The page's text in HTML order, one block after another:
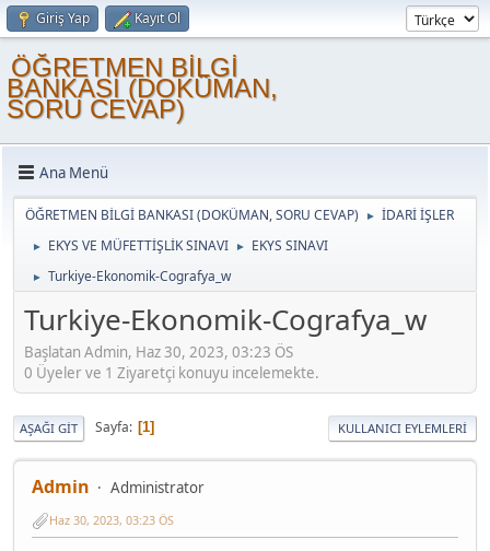
Giriş Yap Kayıt Ol
ÖĞRETMEN BİLGİ
BANKASI (DOKÜMAN,
SORU CEVAP)
Ana Menü
ÖĞRETMEN BİLGİ BANKASI (DOKÜMAN, SORU CEVAP) ► İDARİ İŞLER
► EKYS VE MÜFETTİŞLİK SINAVI ► EKYS SINAVI
► Turkiye-Ekonomik-Cografya_w
Turkiye-Ekonomik-Cografya_w
Başlatan Admin, Haz 30, 2023, 03:23 ÖS
0 Üyeler ve 1 Ziyaretçi konuyu incelemekte.
AŞAĞI GIT Sayfa 1 KULLANICI EYLEMLERI
Admin Administrator
Haz 30, 2023, 03:23 ÖS